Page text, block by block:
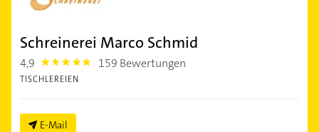
Schreinerei Marco Schmid
4,9 4.9 159 Bewertungen
TISCHLEREIEN
E-Mail